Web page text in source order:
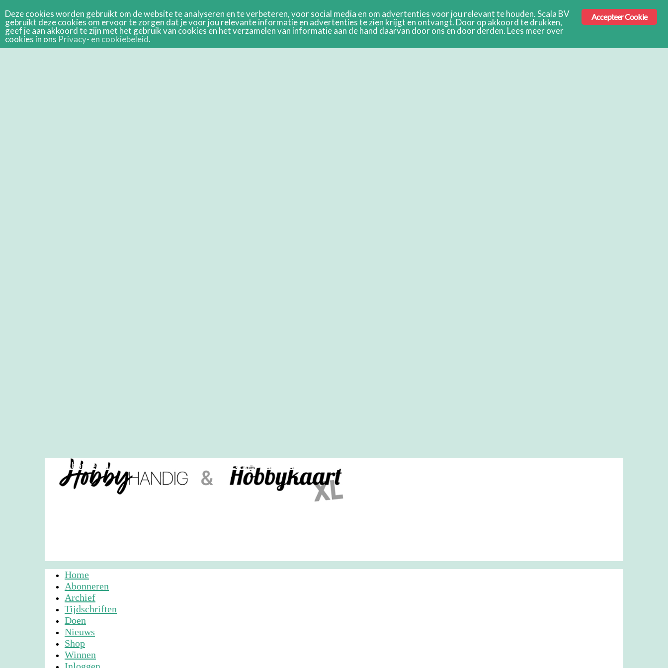
Abonneren Demo Archief
Home
Abonneren
Archief
Tijdschriften
Doen
Nieuws
Shop
Winnen
Accepteer Cookie
Deze cookies worden gebruikt om de website te analyseren en te verbeteren, voor social media en om advertenties voor jou relevant te houden. Scala BV
gebruikt deze cookies om ervoor te zorgen dat je voor jou relevante informatie en advertenties te zien krijgt en ontvangt. Door op akkoord te drukken,
geef je aan akkoord te zijn met het gebruik van cookies en het verzamelen van informatie aan de hand daarvan door ons en door derden. Lees meer over
cookies in ons Privacy- en cookiebeleid.